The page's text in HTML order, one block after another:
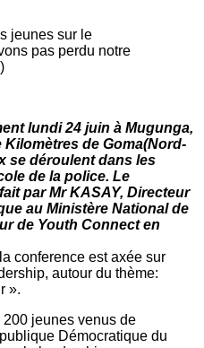
lundi 24 juin à Mugunga,
de Goma(Nord-
se déroulent dans les
de la police. Le
par Mr KASAY, Directeur
au Ministère National de
de Youth Connect en
conference est axée sur
autour du thème:
».
jeunes venus de
Démocratique du